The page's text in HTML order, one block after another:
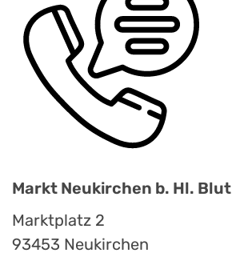
Markt Neukirchen b. Hl. Blut
Marktplatz 2
93453 Neukirchen